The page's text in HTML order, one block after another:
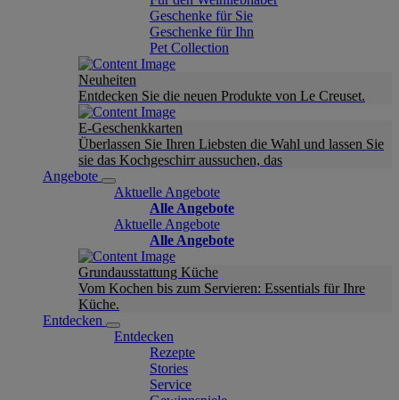
Geschenke für Sie
Geschenke für Ihn
Pet Collection
Neuheiten
Entdecken Sie die neuen Produkte von Le Creuset.
E-Geschenkkarten
Überlassen Sie Ihren Liebsten die Wahl und lassen Sie
sie das Kochgeschirr aussuchen, das
Angebote
Aktuelle Angebote
Alle Angebote
Aktuelle Angebote
Alle Angebote
Grundausstattung Küche
Vom Kochen bis zum Servieren: Essentials für Ihre
Küche.
Entdecken
Entdecken
Rezepte
Stories
Service